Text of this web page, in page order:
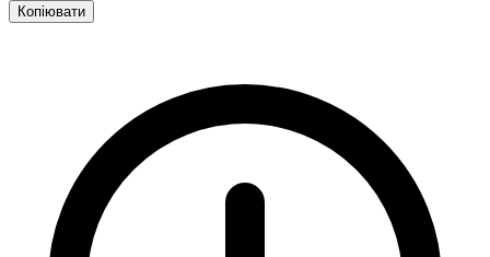
Копіювати